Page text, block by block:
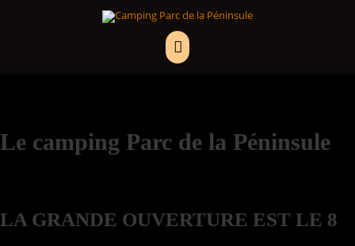
MENU
PRINCIPAL
Le camping Parc de la Péninsule
LA GRANDE OUVERTURE EST LE 8